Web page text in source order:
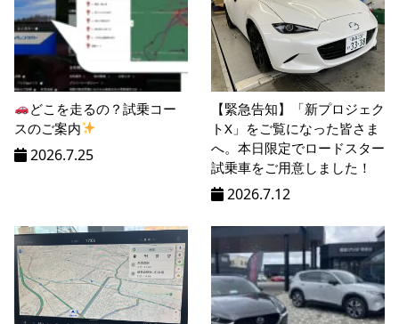
どこを走るの？試乗コー
スのご案内
2026.7.25
【緊急告知】「新プロジェク
トX」をご覧になった皆さま
へ。本日限定でロードスター
試乗車をご用意しました！
2026.7.12